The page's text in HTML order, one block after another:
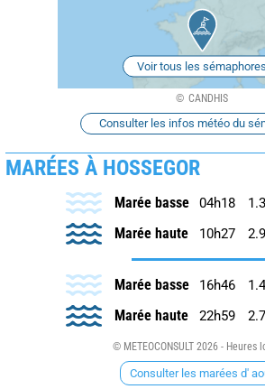
Voir tous les sémaphores
CANDHIS
Consulter les infos météo du
MARÉES À HOSSEGOR
Marée basse 04h18
Marée haute 10h27
Marée basse 16h46
Marée haute 22h59
© METEOCONSULT 2026 - Heures
Consulter les marées d'